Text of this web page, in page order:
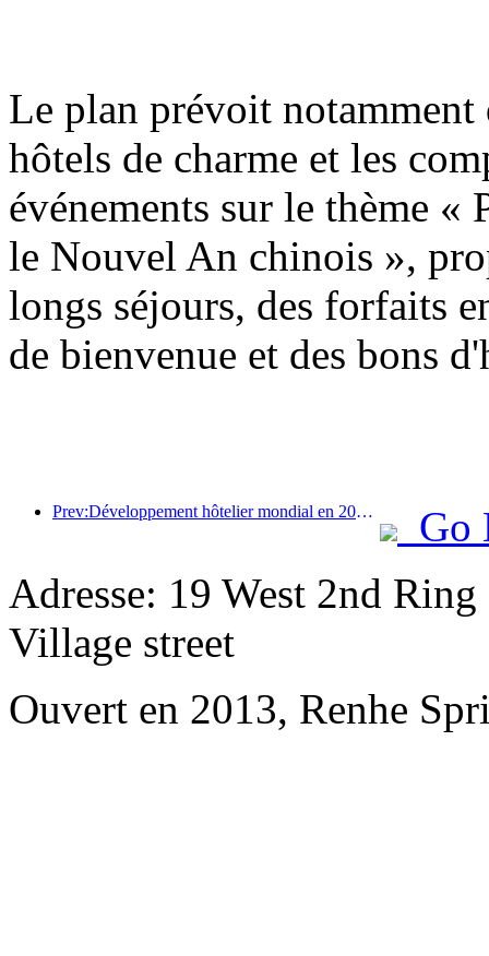
Le plan prévoit notamment
hôtels de charme et les
événements sur le thème
le Nouvel An chinois »,
longs séjours, des forfaits
de bienvenue et des bons
Prev:Développement hôtelier mondial en 2026 : Shanghai se classe première en termes d’ajout de nouvelles chambres
Go
Adresse: 19 West 2nd
Village street
Ouvert en 2013, Renhe